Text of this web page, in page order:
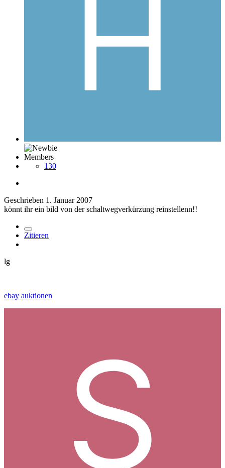
Members
130
Geschrieben 1. Januar 2007
könnt ihr ein bild von der schaltwegverkürzung reinstellenn!!
Zitieren
lg
ebay auktionen